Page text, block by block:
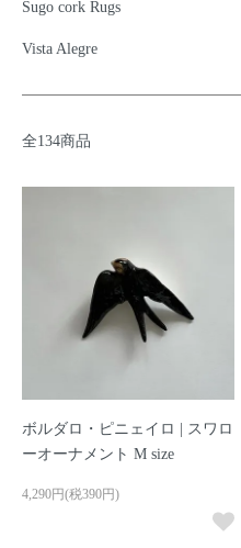
Sugo cork Rugs
Vista Alegre
全134商品
ボルダロ・ピニェイロ | スワロ
ーオーナメント M size
4,290円(税390円)